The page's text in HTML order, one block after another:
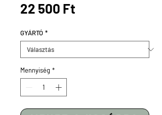
22 500 Ft
GYÁRTÓ *
Mennyiség *